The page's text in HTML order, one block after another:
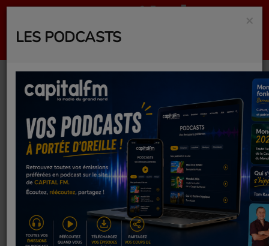
LES SOIRÉES FRANKY
×
LES PODCASTS